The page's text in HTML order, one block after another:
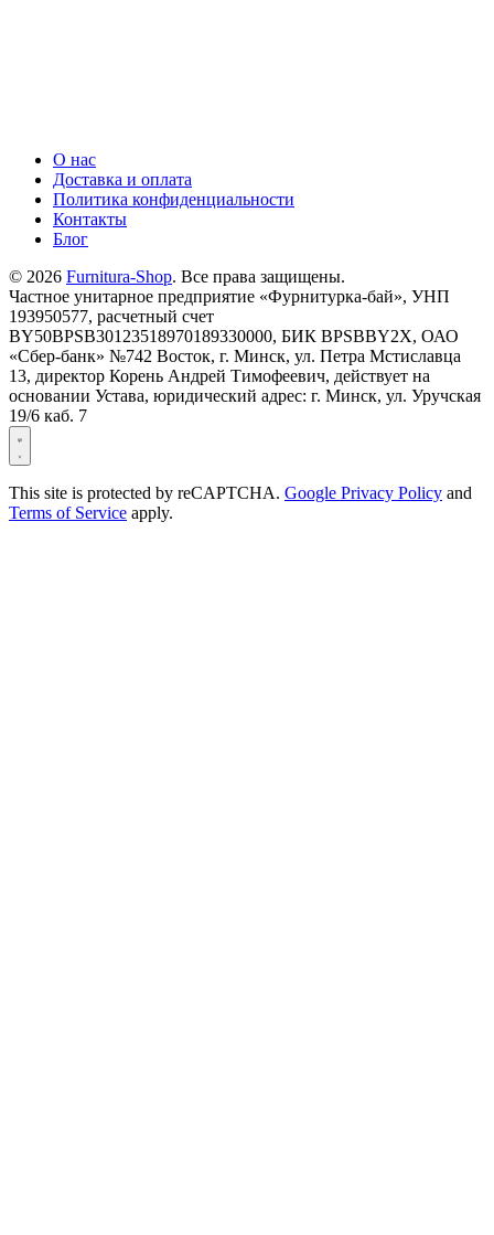
О нас
Доставка и оплата
Политика конфиденциальности
Контакты
Блог
© 2026 Furnitura-Shop. Все права защищены.
Частное унитарное предприятие «Фурнитурка-бай», УНП
193950577, расчетный счет
BY50BPSB30123518970189330000, БИК BPSBBY2X, ОАО
«Сбер-банк» №742 Восток, г. Минск, ул. Петра Мстиславца
13, директор Корень Андрей Тимофеевич, действует на
основании Устава, юридический адрес: г. Минск, ул. Уручская
19/6 каб. 7
This site is protected by reCAPTCHA. Google Privacy Policy and
Terms of Service apply.